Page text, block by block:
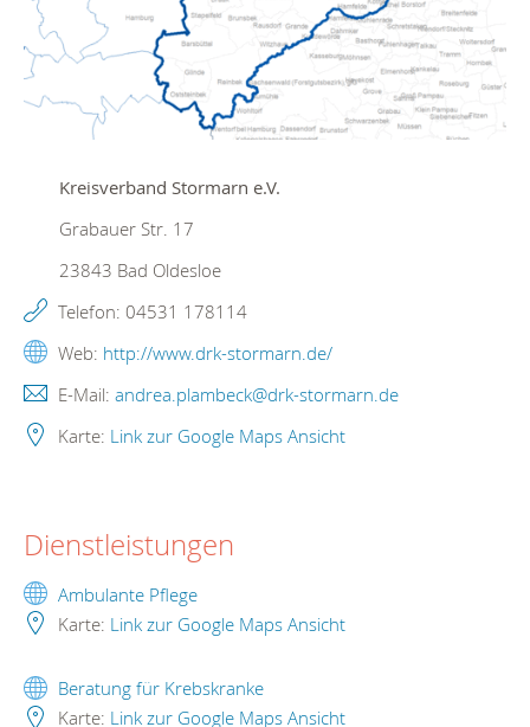
Kreisverband Stormarn e.V.
Grabauer Str. 17
23843 Bad Oldesloe
Telefon: 04531 178114
Web: http://www.drk-stormarn.de/
E-Mail: andrea.plambeck@drk-stormarn.de
Karte: Link zur Google Maps Ansicht
Dienstleistungen
Ambulante Pflege
Karte: Link zur Google Maps Ansicht
Beratung für Krebskranke
Karte: Link zur Google Maps Ansicht